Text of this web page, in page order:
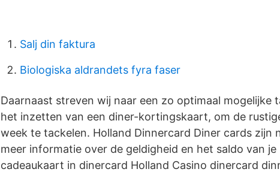
Salj din faktura
Biologiska aldrandets fyra faser
Daarnaast streven wij naar een zo optimaal mogelijke
het inzetten van een diner-kortingskaart, om de
week te tackelen. Holland Dinnercard Diner cards zijn
meer informatie over de geldigheid en het saldo van je
cadeaukaart in dinercard Holland Casino dinercard